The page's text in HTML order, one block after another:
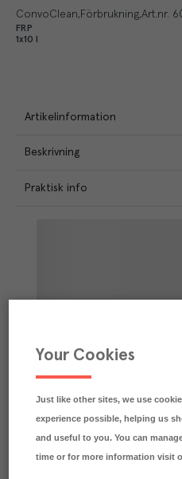
ConvoClean Förbrukning Art.nr.
FRP
1x10 l
Artikelinformation
Beskrivning
Praktisk info
Your Cookies
Just like other sites, we use
experience possible, helping us
and useful to you. You can
time or for more information visit